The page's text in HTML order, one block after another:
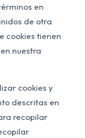
en
de otra
cookies tienen
nuestra
cookies y
descritas en
recopilar